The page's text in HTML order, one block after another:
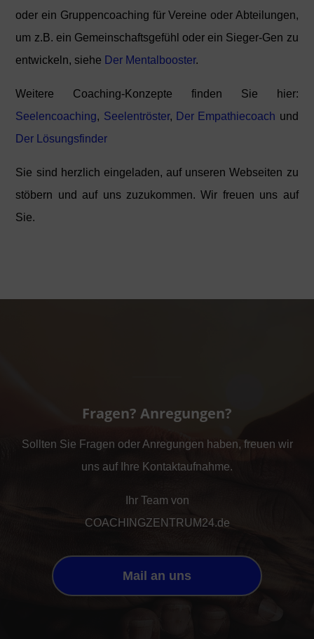
oder ein Gruppencoaching für Vereine oder Abteilungen,
um z.B. ein Gemeinschaftsgefühl oder ein Sieger-Gen zu
entwickeln, siehe Der Mentalbooster.
Weitere Coaching-Konzepte finden Sie hier:
Seelencoaching, Seelentröster, Der Empathiecoach und
Der Lösungsfinder
Sie sind herzlich eingeladen, auf unseren Webseiten zu
stöbern und auf uns zuzukommen. Wir freuen uns auf
Sie.
Fragen? Anregungen?
Sollten Sie Fragen oder Anregungen haben, freuen wir
uns auf Ihre Kontaktaufnahme.
Ihr Team von
COACHINGZENTRUM24.de
Mail an uns